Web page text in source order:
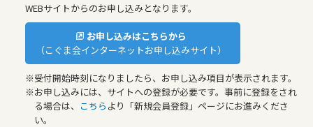
WEBサイトからのお申し込みとなります。
お申し込みはこちらから
（こぐま会インターネットお申し込みサイト）
※受付開始時刻になりましたら、お申し込み項目が表示されます。
※お申し込みには、サイトへの登録が必要です。事前に登録をされ
る場合は、 こちら より「新規会員登録」ページにお進みくださ
い。